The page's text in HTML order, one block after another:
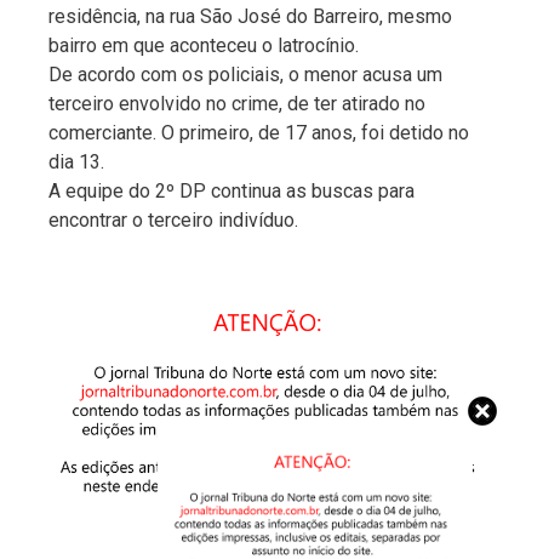
residência, na rua São José do Barreiro, mesmo
bairro em que aconteceu o latrocínio.
De acordo com os policiais, o menor acusa um
terceiro envolvido no crime, de ter atirado no
comerciante. O primeiro, de 17 anos, foi detido no
dia 13.
A equipe do 2º DP continua as buscas para
encontrar o terceiro indivíduo.